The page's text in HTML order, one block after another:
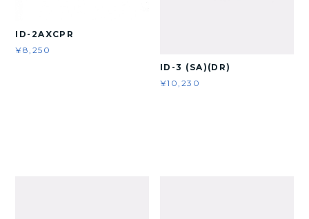
ID-2AXCPR
¥8,250
ID-3 (SA)(DR)
¥10,230